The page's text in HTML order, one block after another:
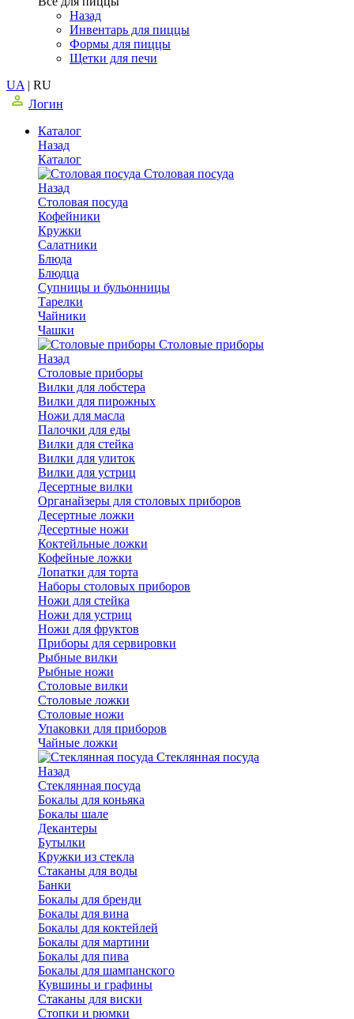
Назад
Инвентарь для пиццы
Формы для пиццы
Щетки для печи
UA | RU
Логин
Каталог
Назад
Каталог
Столовая посуда
Назад
Столовая посуда
Кофейники
Кружки
Салатники
Блюда
Блюдца
Супницы и бульонницы
Тарелки
Чайники
Чашки
Cтоловые приборы
Назад
Cтоловые приборы
Вилки для лобстера
Вилки для пирожных
Ножи для масла
Палочки для еды
Вилки для стейка
Вилки для улиток
Вилки для устриц
Десертные вилки
Органайзеры для столовых приборов
Десертные ложки
Десертные ножи
Коктейльные ложки
Кофейные ложки
Лопатки для торта
Наборы столовых приборов
Ножи для стейка
Ножи для устриц
Ножи для фруктов
Приборы для сервировки
Рыбные вилки
Рыбные ножи
Столовые вилки
Столовые ложки
Столовые ножи
Упаковки для приборов
Чайные ложки
Стеклянная посуда
Назад
Стеклянная посуда
Бокалы для коньяка
Бокалы шале
Декантеры
Бутылки
Кружки из стекла
Стаканы для воды
Банки
Бокалы для бренди
Бокалы для вина
Бокалы для коктейлей
Бокалы для мартини
Бокалы для пива
Бокалы для шампанского
Кувшины и графины
Стаканы для виски
Стопки и рюмки